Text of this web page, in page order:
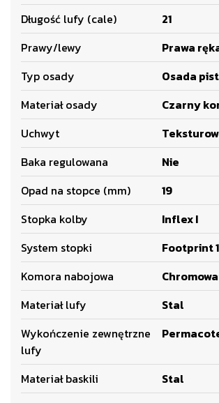
Długość lufy (cale)
21
Prawy/lewy
Prawa
Typ osady
Osada
Materiał osady
Czarny
Uchwyt
Baka regulowana
Nie
Opad na stopce (mm)
19
Stopka kolby
Inflex I
System stopki
Footprint 1
Komora nabojowa
Materiał lufy
Stal
Wykończenie zewnętrzne
lufy
Materiał baskili
Stal